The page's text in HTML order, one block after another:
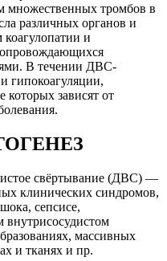
множественных тромбов в
различных органов и
и
В течении ДВС-
гипокоагуляции,
которых зависят от
свёртывание (ДВС) —
клинических синдромов,
сепсисе,
внутрисосудистом
массивных
и тканях и пр.